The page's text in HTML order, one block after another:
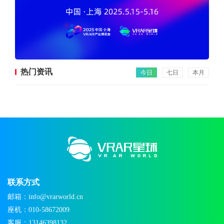
热门资讯 今日 七日 本月
联系方式
邮箱：info@vrarworld.cn
座机：010-58672009